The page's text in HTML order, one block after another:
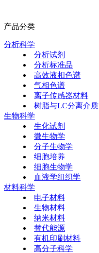
产品分类
分析科学
分析试剂
分析标准品
高效液相色谱
气相色谱
离子传感器材料
树脂与LC分离介质
生物科学
生化试剂
微生物学
分子生物学
细胞培养
细胞生物学
血液学组织学
材料科学
电子材料
生物材料
纳米材料
替代能源
有机印刷材料
高分子科学